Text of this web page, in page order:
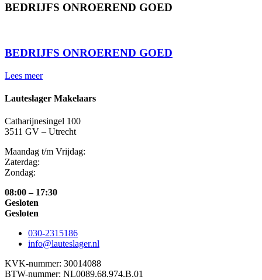
BEDRIJFS ONROEREND GOED
BEDRIJFS ONROEREND GOED
Lees meer
Lauteslager Makelaars
Catharijnesingel 100
3511 GV – Utrecht
Maandag t/m Vrijdag:
Zaterdag:
Zondag:
08:00 – 17:30
Gesloten
Gesloten
030-2315186
info@lauteslager.nl
KVK-nummer: 30014088
BTW-nummer: NL0089.68.974.B.01